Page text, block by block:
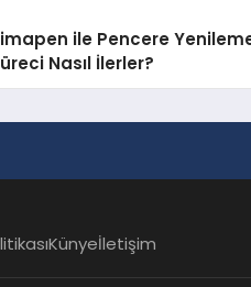
ile Pencere
Nasıl İlerler?
Künyeİletişim